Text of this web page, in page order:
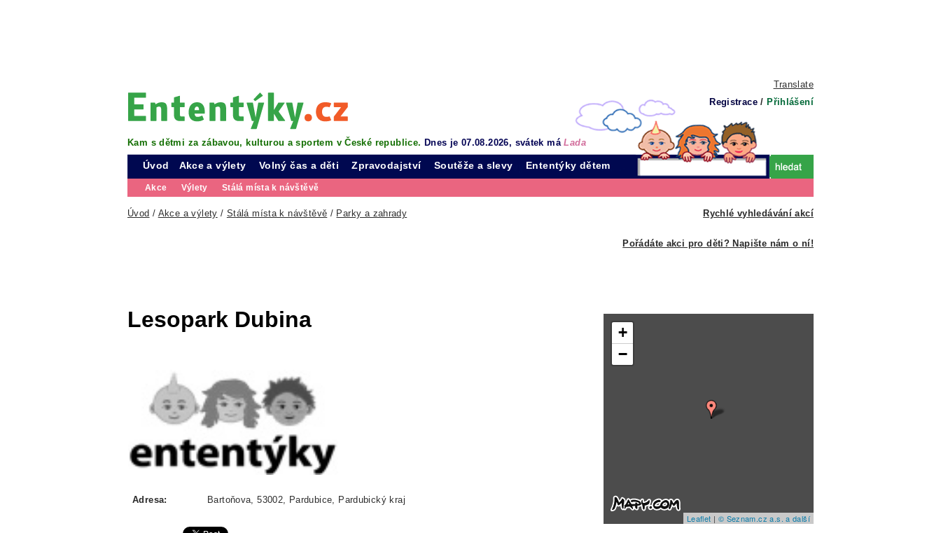
Translate
Registrace / Přihlášení
Kam s dětmi za zábavou, kulturou a sportem v České republice. Dnes je 07.08.2026, svátek máLada
Úvod Akce a výlety
Akce Výlety Stálá místa k návštěvě
Volný čas a děti Zpravodajství Soutěže a slevy Ententýky dětem
Rychlé vyhledávání akcí
Úvod / Akce a výlety / Stálá místa k návštěvě / Parky a zahrady
Pořádáte akci pro děti? Napište nám o ní!
Lesopark Dubina
Adresa: Bartoňova, 53002, Pardubice, Pardubický kraj
+
−
Leaflet | © Seznam.cz a.s. a další